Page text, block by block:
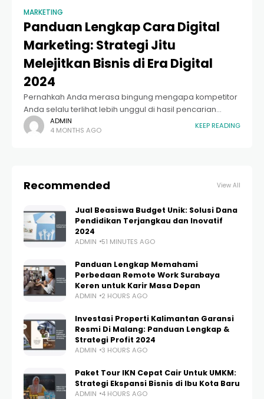
MARKETING
Panduan Lengkap Cara Digital
Marketing: Strategi Jitu
Melejitkan Bisnis di Era Digital
2024
Pernahkah Anda merasa bingung mengapa kompetitor
Anda selalu terlihat lebih unggul di hasil pencarian
internet atau memiliki pengikut yang sangat loyal di
media sosial? Di era transformasi digital saat ini,
ADMIN
4 MONTHS AGO
KEEP READING
Recommended View All
Jual Beasiswa Budget Unik: Solusi Dana
Pendidikan Terjangkau dan Inovatif
2024
ADMIN 51 MINUTES AGO
Panduan Lengkap Memahami
Perbedaan Remote Work Surabaya
Keren untuk Karir Masa Depan
ADMIN 2 HOURS AGO
Investasi Properti Kalimantan Garansi
Resmi Di Malang: Panduan Lengkap &
Strategi Profit 2024
ADMIN 3 HOURS AGO
Paket Tour IKN Cepat Cair Untuk UMKM:
Strategi Ekspansi Bisnis di Ibu Kota Baru
ADMIN 4 HOURS AGO